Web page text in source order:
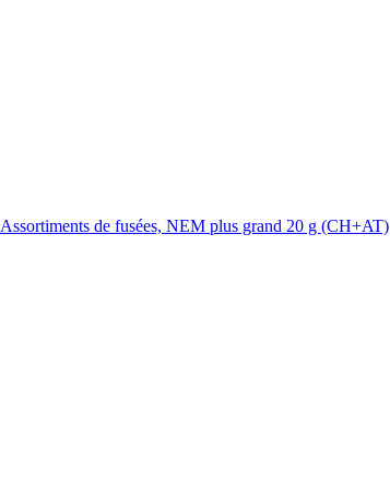
Assortiments de fusées, NEM plus grand 20 g (CH+AT)